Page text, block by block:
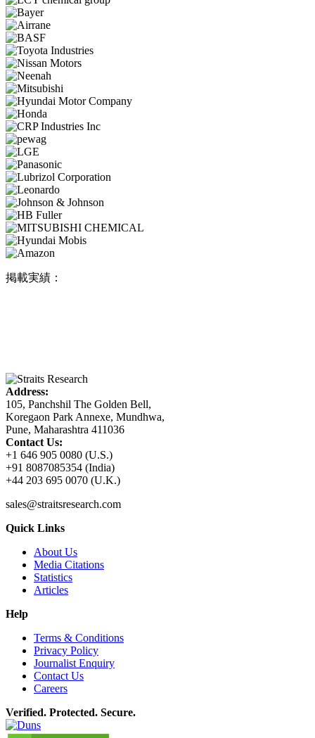
掲載実績：
Address:
105, Panchshil The Golden Bell,
Koregaon Park Annexe, Mundhwa,
Pune, Maharashtra 411036
Contact Us:
+1 646 905 0080 (U.S.)
+91 8087085354 (India)
+44 203 695 0070 (U.K.)
sales@straitsresearch.com
Quick Links
About Us
Media Citations
Statistics
Articles
Help
Terms & Conditions
Privacy Policy
Journalist Enquiry
Contact Us
Careers
Verified. Protected. Secure.